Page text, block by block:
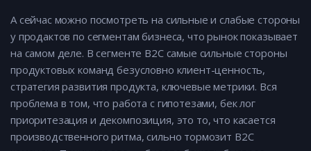
А сейчас можно посмотреть на сильные и слабые стороны
у продактов по сегментам бизнеса, что рынок показывает
на самом деле. В сегменте B2C самые сильные стороны
продуктовых команд безусловно клиент-ценность,
стратегия развития продукта, ключевые метрики. Вся
проблема в том, что работа с гипотезами, бек лог
приоритезация и декомпозиция, это то, что касается
производственного ритма, сильно тормозит B2C